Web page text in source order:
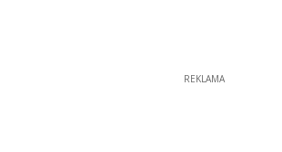
REKLAMA